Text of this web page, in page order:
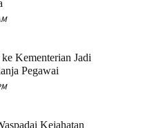
Kementerian Jadi
Pegawai
Kejahatan